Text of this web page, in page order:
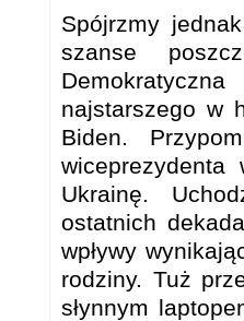
Spójrzmy
szanse
najstarszego w
Biden.
Ukrainę.
ostatnich
wpływy
rodziny. Tuż
słynnym